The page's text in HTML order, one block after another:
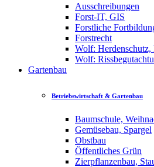
Ausschreibungen
Forst-IT, GIS
Forstliche
Forstrecht
Wolf: Herdenschutz,
Wolf:
Gartenbau
Betriebswirtschaft & Gartenbau
Baumschule,
Gemüsebau, Spargel
Obstbau
Öffentliches Grün
Zierpflanzenbau,